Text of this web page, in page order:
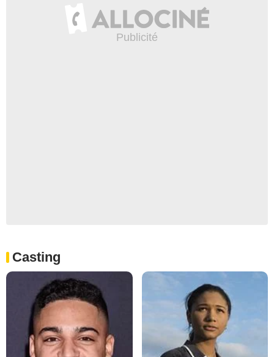
Casting